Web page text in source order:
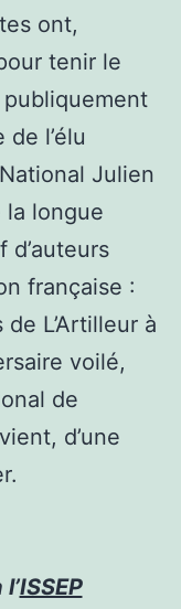
ont,
tenir le
de l’élu
Julien
la longue
française :
L’Artilleur à
voilé,
de
d’une
ISSEP